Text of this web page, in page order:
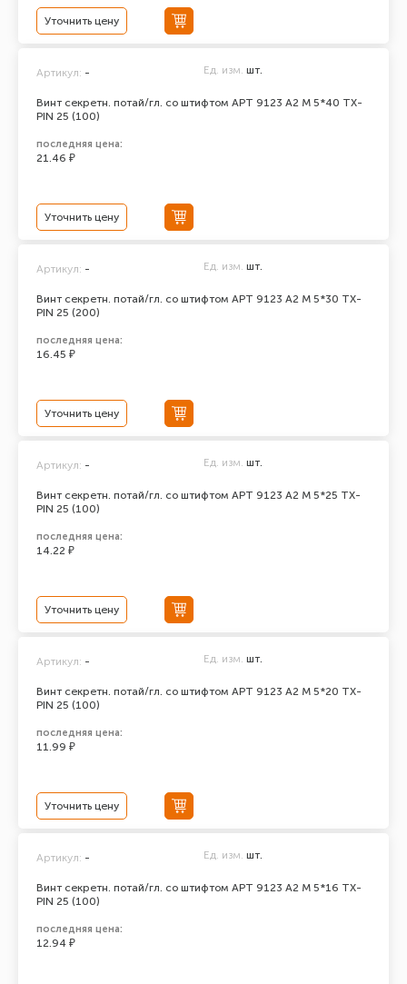
Уточнить цену
Винт секретн. потай/гл. со штифтом АРТ 9123 А2 M 5*40 TX-
PIN 25 (100)
Артикул: - Ед. изм. шт.
последняя цена:
21.46 ₽
Уточнить цену
Винт секретн. потай/гл. со штифтом АРТ 9123 А2 M 5*30 TX-
PIN 25 (200)
Артикул: - Ед. изм. шт.
последняя цена:
16.45 ₽
Уточнить цену
Винт секретн. потай/гл. со штифтом АРТ 9123 А2 M 5*25 TX-
PIN 25 (100)
Артикул: - Ед. изм. шт.
последняя цена:
14.22 ₽
Уточнить цену
Винт секретн. потай/гл. со штифтом АРТ 9123 А2 M 5*20 TX-
PIN 25 (100)
Артикул: - Ед. изм. шт.
последняя цена:
11.99 ₽
Уточнить цену
Винт секретн. потай/гл. со штифтом АРТ 9123 А2 M 5*16 TX-
PIN 25 (100)
Артикул: - Ед. изм. шт.
последняя цена:
12.94 ₽